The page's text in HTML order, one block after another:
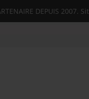
DEPUIS